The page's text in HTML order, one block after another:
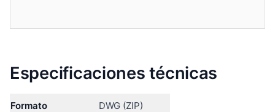
Especificaciones técnicas
Formato DWG (ZIP)